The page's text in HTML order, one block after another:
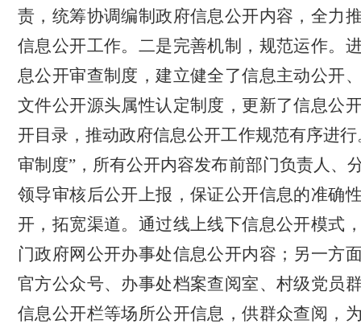
责， 统筹协调编制政府信息公开内容，全力
信息公开工作。二是完善机制，规范运作。
息公开审查制度，建立健全了信息主动公开
文件公开源头属性认定制度，更新了信息公
开目录，推动政府信息公开工作规范有序进行
审制度”，所有公开内容发布前部门负责人、
领导审核后公开上报，保证公开信息的准确
开，拓宽渠道。 通过线上线下信息公开模式
门政府网公开办事处信息公开内容；另一方
官方公众号、办事处档案查阅室、村级党员
信息公开栏等场所公开信息，供群众查阅，